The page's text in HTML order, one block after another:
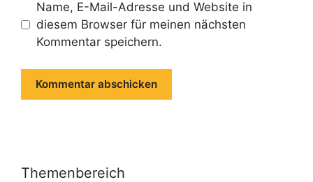
Name, E-Mail-Adresse und Website in
diesem Browser für meinen nächsten
Kommentar speichern.
Themenbereich